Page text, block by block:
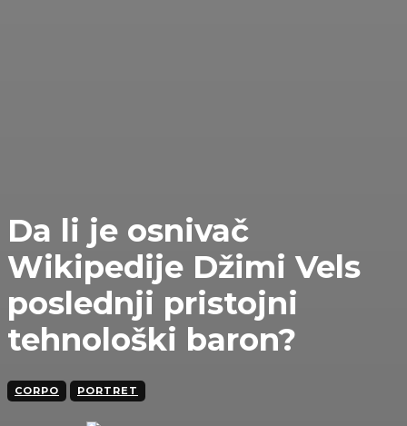
Da li je osnivač
Wikipedije Džimi Vels
poslednji pristojni
tehnološki baron?
CORPO PORTRET